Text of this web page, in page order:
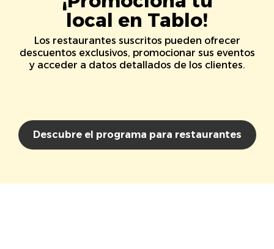
local en Tablo!
Los restaurantes suscritos pueden ofrecer
descuentos exclusivos, promocionar sus eventos
y acceder a datos detallados de los clientes.
Descubre el programa para restaurantes